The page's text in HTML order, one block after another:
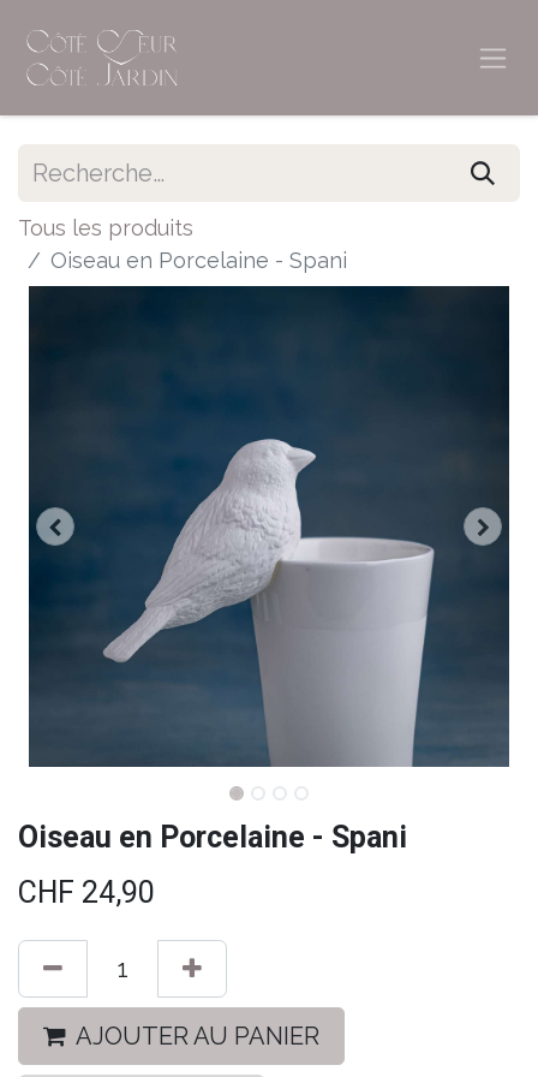
Tous les produits
Oiseau en Porcelaine - Spani
Oiseau en Porcelaine - Spani
CHF 24,90
AJOUTER AU PANIER